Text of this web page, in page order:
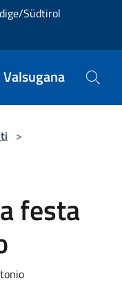
Südtirol
>
festa